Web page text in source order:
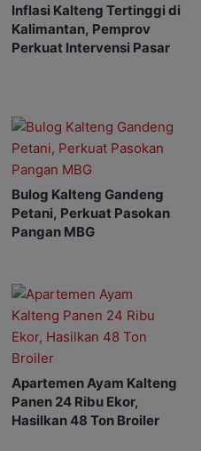
Inflasi Kalteng Tertinggi di
Kalimantan, Pemprov
Perkuat Intervensi Pasar
Bulog Kalteng Gandeng
Petani, Perkuat Pasokan
Pangan MBG
Apartemen Ayam Kalteng
Panen 24 Ribu Ekor,
Hasilkan 48 Ton Broiler